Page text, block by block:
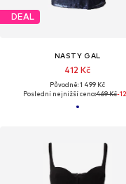
DEAL
NASTY GAL
412 Kč
Původně: 1 499 Kč
Poslední nejnižší cena:469 Kč-